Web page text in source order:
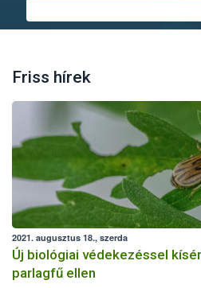
Friss hírek
2021. augusztus 18., szerda
Új biológiai védekezéssel
parlagfű ellen